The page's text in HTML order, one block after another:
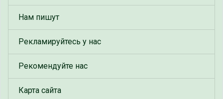
Нам пишут
Рекламируйтесь у нас
Рекомендуйте нас
Карта сайта